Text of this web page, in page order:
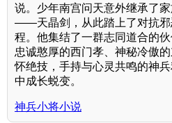
说。少年南宫问天意外继承了
——天晶剑，从此踏上了对抗邪
程。他集结了一群志同道合的伙
忠诚憨厚的西门孝、神秘冷傲
怀绝技，手持与心灵共鸣的神
中成长蜕变。
神兵小将小说